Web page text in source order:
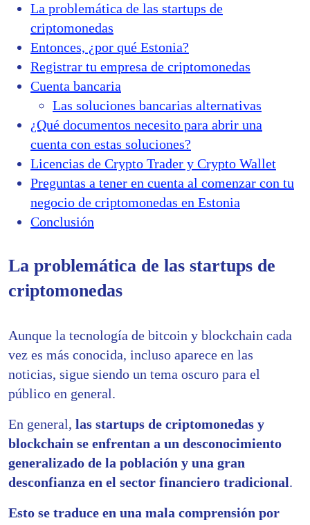
La problemática de las startups de
criptomonedas
Entonces, ¿por qué Estonia?
Registrar tu empresa de criptomonedas
Cuenta bancaria
Las soluciones bancarias alternativas
¿Qué documentos necesito para abrir una
cuenta con estas soluciones?
Licencias de Crypto Trader y Crypto Wallet
Preguntas a tener en cuenta al comenzar con tu
negocio de criptomonedas en Estonia
Conclusión
La problemática de las startups de
criptomonedas
Aunque la tecnología de bitcoin y blockchain cada
vez es más conocida, incluso aparece en las
noticias, sigue siendo un tema oscuro para el
público en general.
En general, las startups de criptomonedas y
blockchain se enfrentan a un desconocimiento
generalizado de la población y una gran
desconfianza en el sector financiero tradicional.
Esto se traduce en una mala comprensión por